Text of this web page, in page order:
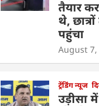
तैयार
थे,
पहुंचा
August 7,
ट्रेंडिंग न्यूज
उड़ीसा